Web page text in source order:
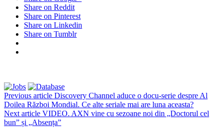
Share on Reddit
Share on Pinterest
Share on Linkedin
Share on Tumblr
Previous article Discovery Channel aduce o docu-serie despre Al
Doilea Război Mondial. Ce alte seriale mai are luna aceasta?
Next article VIDEO. AXN vine cu sezoane noi din „Doctorul cel
bun” și „Absența”